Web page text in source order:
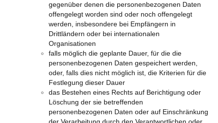
gegenüber denen die personenbezogenen Daten
offengelegt worden sind oder noch offengelegt
werden, insbesondere bei Empfängern in
Drittländern oder bei internationalen
Organisationen
falls möglich die geplante Dauer, für die die
personenbezogenen Daten gespeichert werden,
oder, falls dies nicht möglich ist, die Kriterien für die
Festlegung dieser Dauer
das Bestehen eines Rechts auf Berichtigung oder
Löschung der sie betreffenden
personenbezogenen Daten oder auf Einschränkung